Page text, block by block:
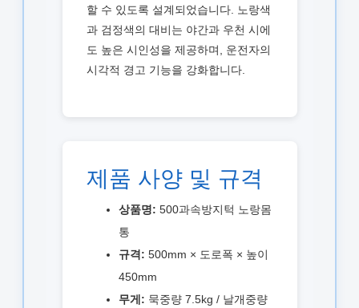
할 수 있도록 설계되었습니다. 노랑색
과 검정색의 대비는 야간과 우천 시에
도 높은 시인성을 제공하며, 운전자의
시각적 경고 기능을 강화합니다.
제품 사양 및 규격
상품명: 500과속방지턱 노랑몸
통
규격: 500mm × 도로폭 × 높이
450mm
무게: 묵중량 7.5kg / 날개중량